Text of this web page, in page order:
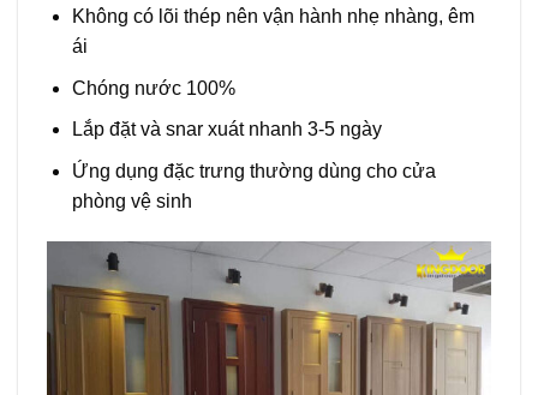
Không có lõi thép nên vận hành nhẹ nhàng, êm
ái
Chóng nước 100%
Lắp đặt và snar xuát nhanh 3-5 ngày
Ứng dụng đặc trưng thường dùng cho cửa
phòng vệ sinh